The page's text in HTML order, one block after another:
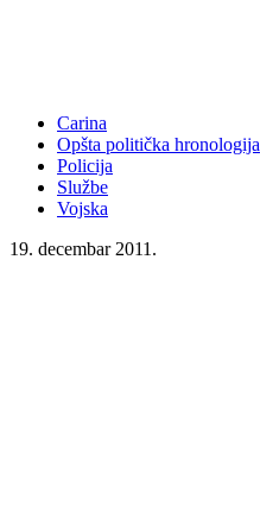
Carina
Opšta politička hronologija
Policija
Službe
Vojska
19. decembar 2011.